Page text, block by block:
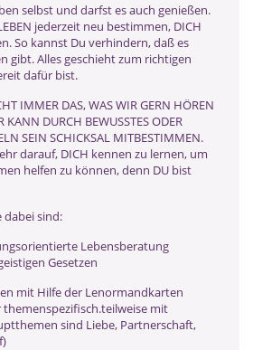
selbst und darfst es auch genießen.
jederzeit neu bestimmen, DICH
So kannst Du verhindern, daß es
gibt. Alles geschieht zum richtigen
dafür bist.
IMMER DAS, WAS WIR GERN HÖREN
KANN DURCH BEWUSSTES ODER
SEIN SCHICKSAL MITBESTIMMEN.
darauf, DICH kennen zu lernen, um
helfen zu können, denn DU bist
dabei sind:
Lebensberatung
Gesetzen
mit Hilfe der Lenormandkarten
mit
sind Liebe, Partnerschaft,